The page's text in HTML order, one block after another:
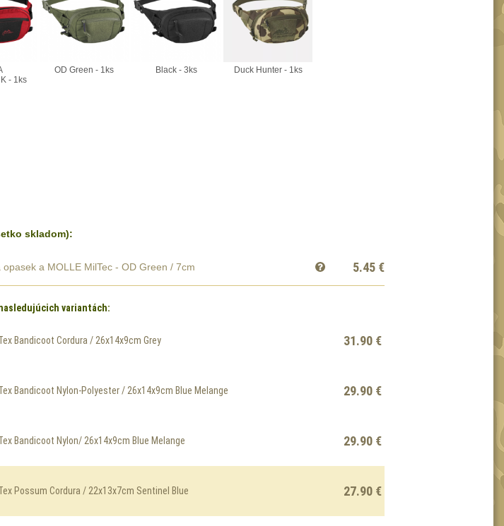
- 1ks
OD Green - 1ks Black - 3ks Duck Hunter - 1ks
skladom):
a MOLLE MilTec - OD Green / 7cm 5.45 €
variantách:
Bandicoot Cordura / 26x14x9cm Grey 31.90 €
Bandicoot Nylon-Polyester / 26x14x9cm Blue Melange 29.90 €
Bandicoot Nylon/ 26x14x9cm Blue Melange 29.90 €
Possum Cordura / 22x13x7cm Sentinel Blue 27.90 €